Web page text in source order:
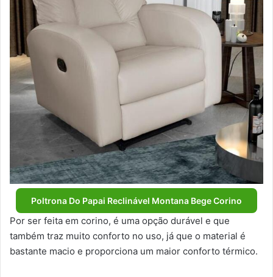
Poltrona Do Papai Reclinável Montana Bege Corino
Por ser feita em corino, é uma opção durável e que
também traz muito conforto no uso, já que o material é
bastante macio e proporciona um maior conforto térmico.